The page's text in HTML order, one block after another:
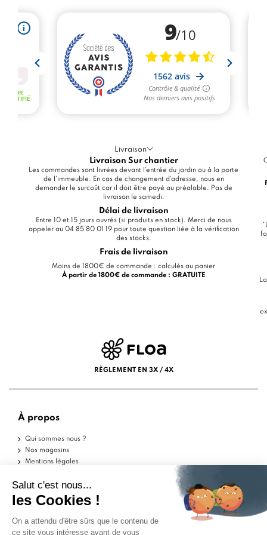
Livraison
Livraison Sur chantier
Les commandes sont livrées devant l'entrée du jardin ou à la porte
de l'immeuble. En cas de changement d'adresse, nous en
demander le surcoût car il doit être payé au préalable. Pas de
livraison le samedi.
Délai de livraison
Entre 10 et 15 jours ouvrés (si produits en stock). Merci de nous
appeler au 04 85 80 01 19 pour toute question liée à la vérification
des stocks.
Frais de livraison
Moins de 1800€ de commande : calculés au panier
À partir de 1800€ de commande : GRATUITE
RÈGLEMENT EN 3X / 4X
À propos
Qui sommes nous ?
Nos magasins
Mentions légales
Politique de confidentialité
Aide
Echantillons
Livraisons